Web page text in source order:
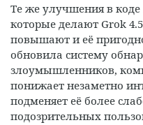
Те же улучшения в коде
которые делают Grok
повышают и её
обновила систему
злоумышленников,
понижает незаметно
подменяет её более
подозрительных